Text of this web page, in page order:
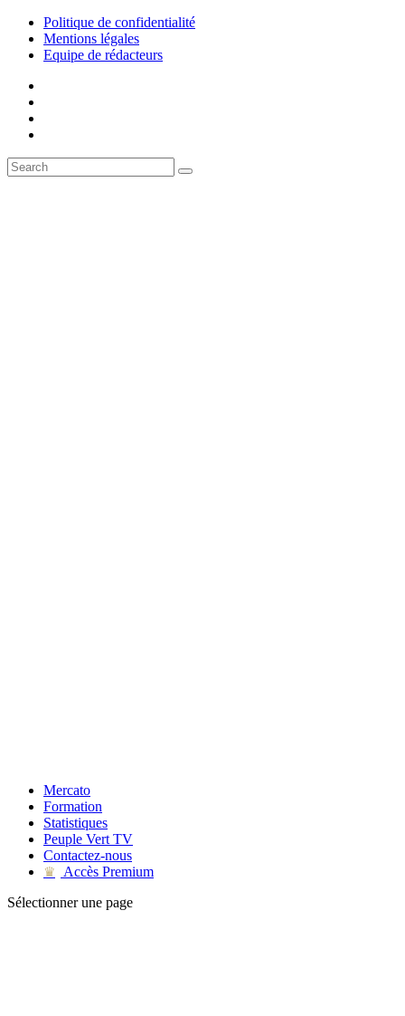
Politique de confidentialité
Mentions légales
Equipe de rédacteurs
Mercato
Formation
Statistiques
Peuple Vert TV
Contactez-nous
♛
Accès Premium
Sélectionner une page